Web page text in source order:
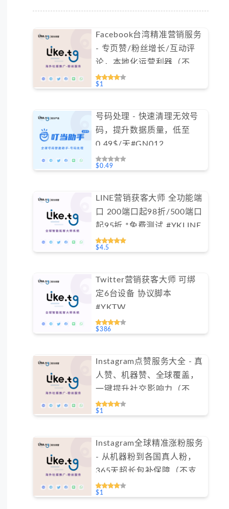
Facebook台湾精准营销服务
- 专页赞/粉丝增长/互动评
论，本地化运营利器（不支
持免费测试）
$1
号码处理 - 快速清理无效号
码，提升数据质量，低至
0.49$/天#GN012
$0.49
LINE营销获客大师 全功能端
口 200端口起98折/500端口
起95折 *免费测试 #YKLINE
$4.5
Twitter营销获客大师 可绑
定6台设备 协议脚本
#YKTW
$386
Instagram点赞服务大全 - 真
人赞、机器赞、全球覆盖，
一键提升社交影响力（不支
持免费测试）
$1
Instagram全球精准涨粉服务
- 从机器粉到各国真人粉，
365天超长包补保障（不支
持免费测试）
$1